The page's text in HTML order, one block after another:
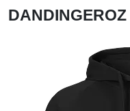
DANDINGEROZ